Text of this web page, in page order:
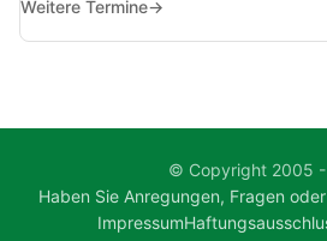
Weitere Termine→
© Copyright 2005
Haben Sie Anregungen, Fragen
Impressum